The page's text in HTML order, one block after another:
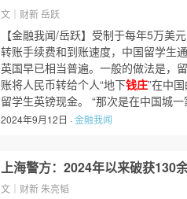
文｜财新 岳跃
【金融我闻/岳跃】受制于每年5万美
转账手续费和到账速度，中国留学生
英国早已相当普遍。一般的做法是，
账将人民币转给个人“地下钱庄”在中
留学生英镑现金。 “那次是在中国城
2024年9月12日 ·金融我闻
上海警方：2024年以来破获130
文｜财新 朱亮韬